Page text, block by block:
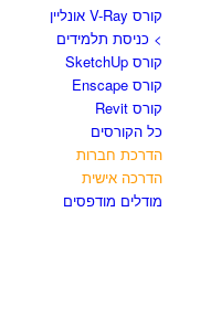
קורס V-Ray אונליין
> כניסת תלמידים
קורס SketchUp
קורס Enscape
קורס Revit
כל הקורסים
הדרכת חברות
הדרכה אישית
מודלים מודפסים